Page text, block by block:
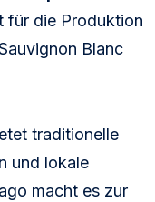
für die Produktion
Blanc
traditionelle
und lokale
macht es zur